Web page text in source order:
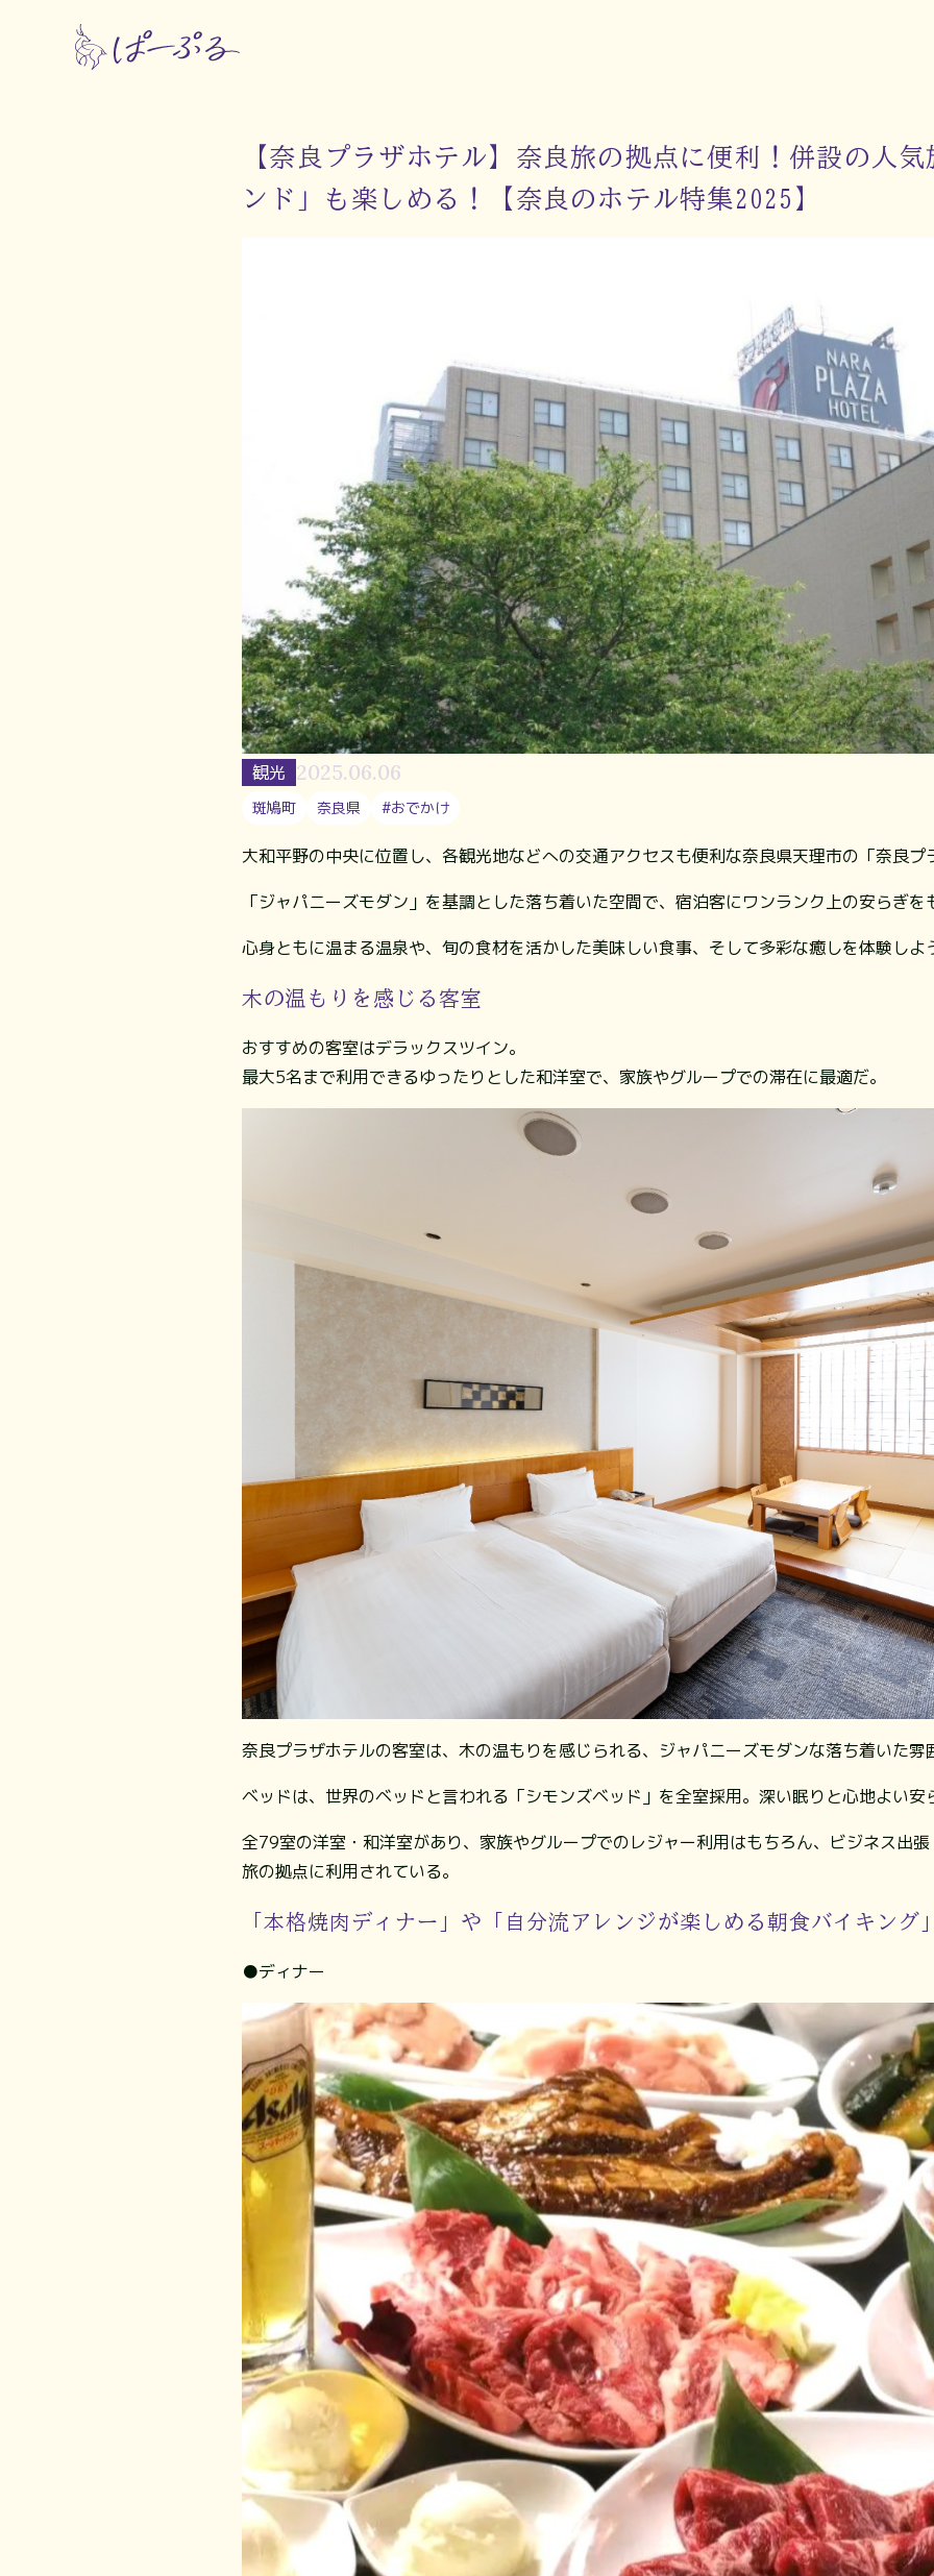
【奈良プラザホテル】奈良旅の拠点に便利！併設の人
ンド」も楽しめる！【奈良のホテル特集2025】
観光 2025.06.06
斑鳩町 奈良県 #おでかけ
大和平野の中央に位置し、各観光地などへの交通アクセスも便利な奈良県天理市の「奈良プ
「ジャパニーズモダン」を基調とした落ち着いた空間で、宿泊客にワンランク上の安らぎ
心身ともに温まる温泉や、旬の食材を活かした美味しい食事、そして多彩な癒しを体験しよ
木の温もりを感じる客室
おすすめの客室はデラックスツイン。
最大5名まで利用できるゆったりとした和洋室で、家族やグループでの滞在に最適だ。
奈良プラザホテルの客室は、木の温もりを感じられる、ジャパニーズモダンな落ち着いた雰
ベッドは、世界のベッドと言われる「シモンズベッド」を全室採用。深い眠りと心地よい安
全79室の洋室・和洋室があり、家族やグループでのレジャー利用はもちろん、ビジネス出
旅の拠点に利用されている。
「本格焼肉ディナー」や「自分流アレンジが楽しめる朝食バイキング
●ディナー